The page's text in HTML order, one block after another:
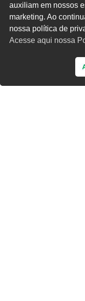
auxiliam em nossos
marketing. Ao
nossa política de
Acesse aqui nossa